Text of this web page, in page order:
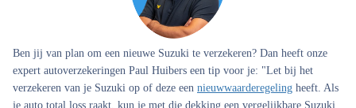
Ben jij van plan om een nieuwe Suzuki te verzekeren? Dan heeft onze
expert autoverzekeringen Paul Huibers een tip voor je: "Let bij het
verzekeren van je Suzuki op of deze een nieuwwaarderegeling heeft. Als
je auto total loss raakt, kun je met die dekking een vergelijkbare Suzuki